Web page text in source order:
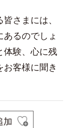
さまには、
るのでしょ
体験、心に残
客様に聞き
加